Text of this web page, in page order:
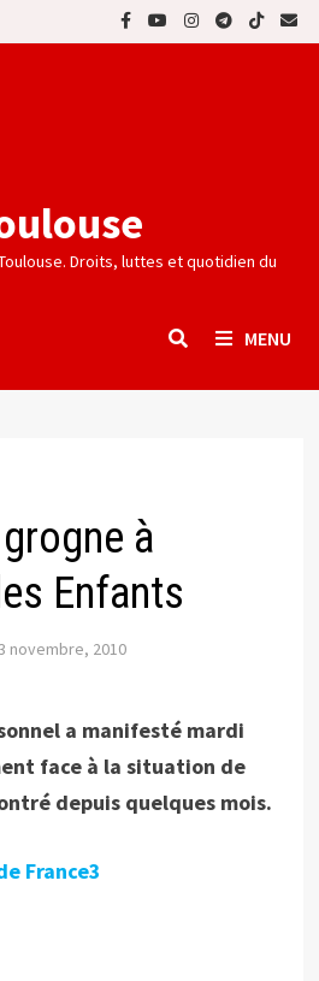
Droits, luttes et quotidien du
MENU
à
Enfants
novembre, 2010
a manifesté mardi
face à la situation de
depuis quelques mois.
France3